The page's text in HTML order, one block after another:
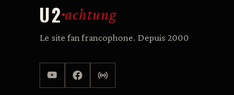
U2 achtung
Le site fan francophone. Depuis 2000